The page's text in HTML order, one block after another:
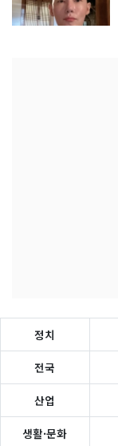
정치
전국
산업
생활·문화